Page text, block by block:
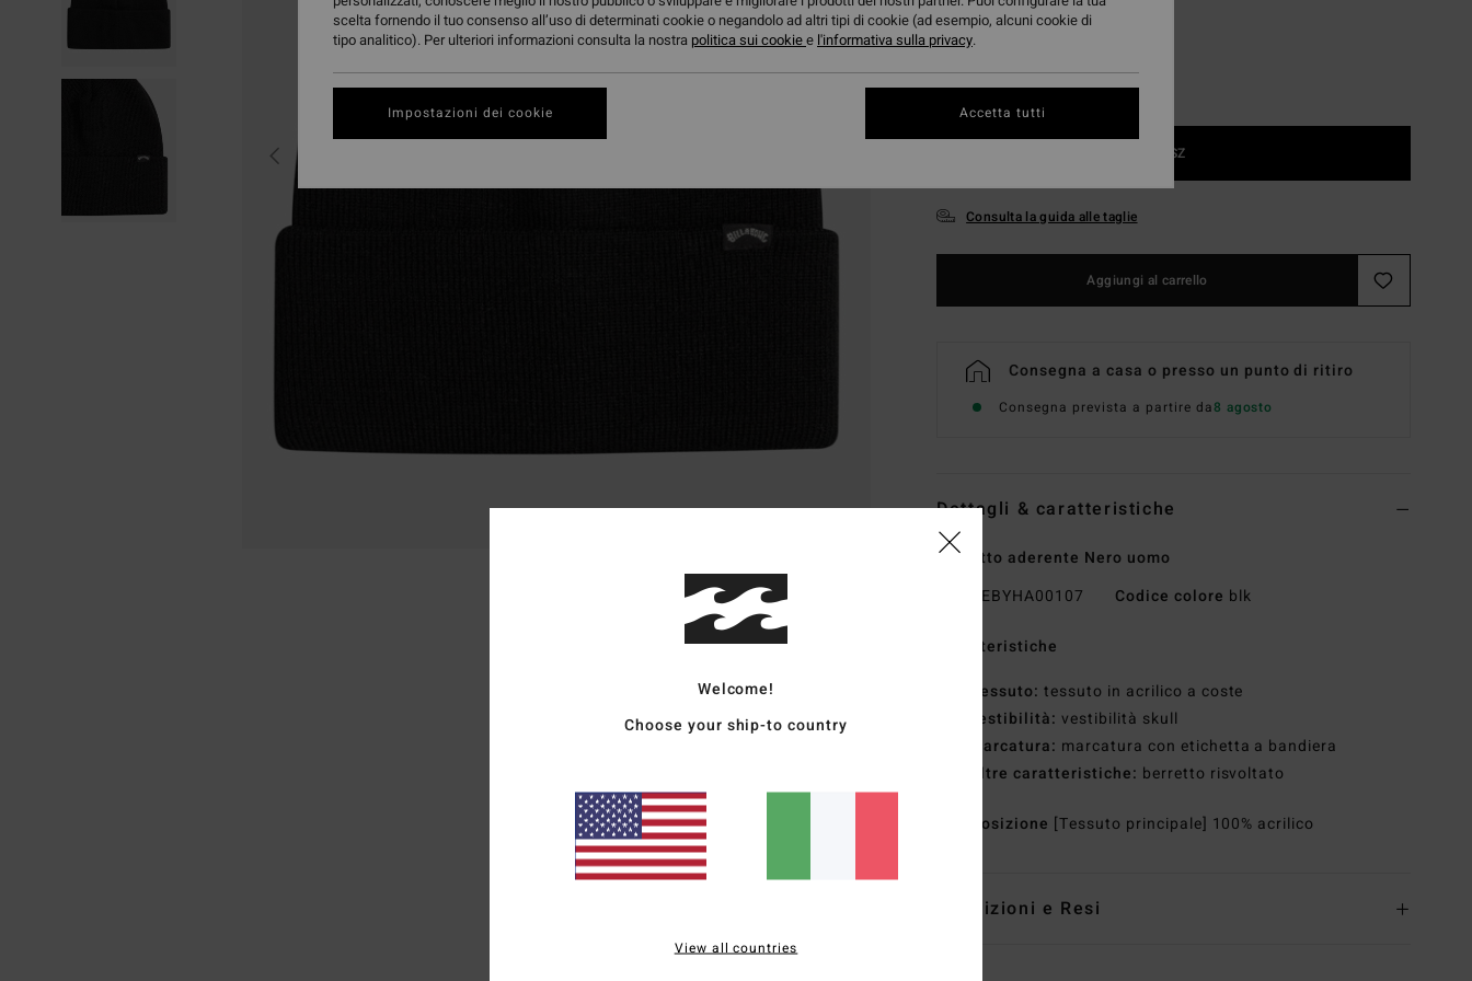
1SZ
Consulta la guida alle taglie
Aggiungi al carrello
Consegna a casa o presso un punto di ritiro
Consegna prevista a partire da8 agosto
Dettagli & caratteristiche
Berretto aderente Nero uomo
EBYHA00107 Codice colore blk
Caratteristiche
Tessuto: tessuto in acrilico a coste
vestibilità: vestibilità skull
Marcatura: marcatura con etichetta a bandiera
Altre caratteristiche: berretto risvoltato
Composizione [Tessuto principale] 100% acrilico
Spedizioni e Resi
Welcome!
Choose your ship-to country
View all countries
scelta fornendo il tuo consenso all’uso di determinati cookie o negandolo ad altri tipi di cookie (ad esempio, alcuni cookie di
tipo analitico). Per ulteriori informazioni consulta la nostra politica sui cookiee l'informativa sulla privacy.
Impostazioni dei cookie Accetta tutti